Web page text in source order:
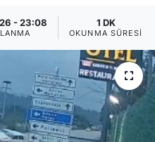
- 23:08 1 DK
OKUNMA SÜRESI